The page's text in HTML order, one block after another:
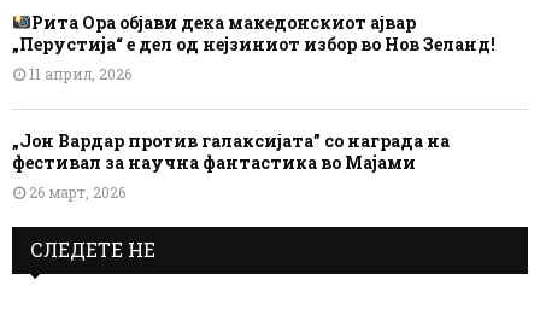
Рита Ора објави дека македонскиот ајвар
„Перустија“ е дел од нејзиниот избор во Нов Зеланд!
11 април, 2026
„Јон Вардар против галаксијата” со награда на
фестивал за научна фантастика во Мајами
26 март, 2026
СЛЕДЕТЕ НЕ